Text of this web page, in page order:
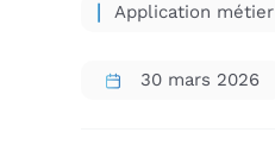
Application métier
30 mars 2026